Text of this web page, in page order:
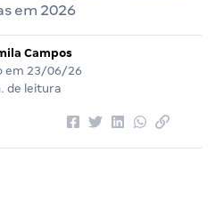
em 2026
Campos
em 23/06/26
de leitura